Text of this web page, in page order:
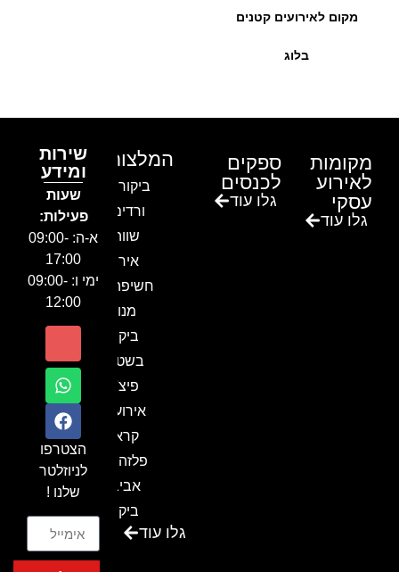
מקום לאירועים קטנים
בלוג
מקומות
לאירוע
עסקי
גלו עוד
ספקים
לכנסים
גלו עוד
המלצות
ביקור בגן
ורדים –
שווה!!
אירוע
חשיפה- זיו
מנור
ביקור
בשטח-
פיצ'ר
אירועים
קראון
פלזה תל
אביב-
ביקור
בכנסגלו עוד
שירות
ומידע
שעות
פעילות:
א-ה: 09:00-
17:00
ימי ו: 09:00-
12:00
הצטרפו
לניוזלטר
שלנו !